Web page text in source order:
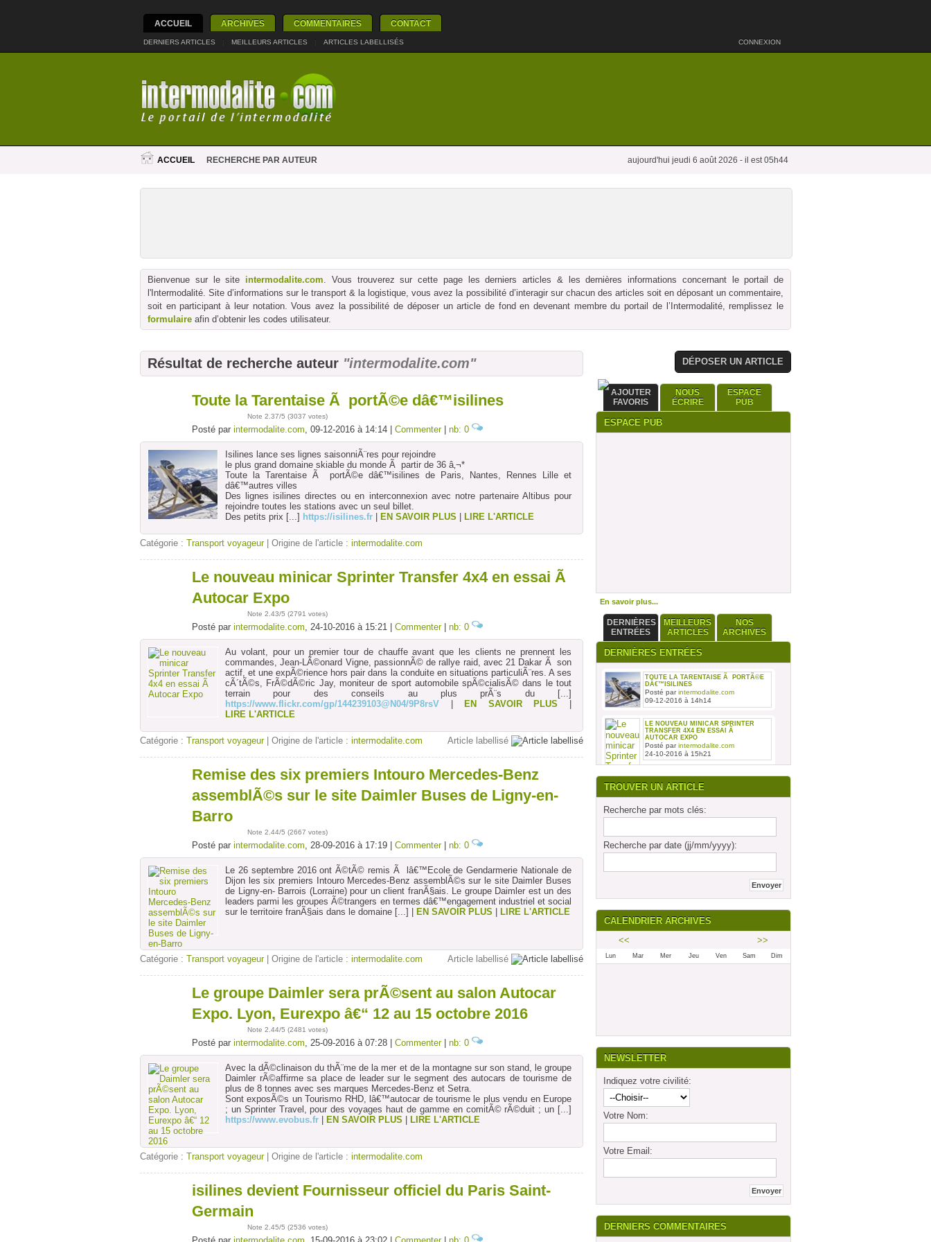
ACCUEIL ARCHIVES COMMENTAIRES CONTACT
DERNIERS ARTICLES | MEILLEURS ARTICLES | ARTICLES LABELLISÉS CONNEXION
ACCUEIL RECHERCHE PAR AUTEUR aujourd'hui jeudi 6 août 2026 - il est 05h44
Bienvenue sur le site intermodalite.com. Vous trouverez sur cette page les derniers articles & les dernières informations concernant le portail de
l'Intermodalité. Site d’informations sur le transport & la logistique, vous avez la possibilité d’interagir sur chacun des articles soit en déposant un commentaire,
soit en participant à leur notation. Vous avez la possibilité de déposer un article de fond en devenant membre du portail de l’Intermodalité, remplissez le
formulaire afin d’obtenir les codes utilisateur.
Résultat de recherche auteur "intermodalite.com"
Toute la Tarentaise Ã portÃ©e dâ€™isilines
Note 2.37/5 (3037 votes)
Posté par intermodalite.com, 09-12-2016 à 14:14 | Commenter| nb: 0
Isilines lance ses lignes saisonniÃ¨res pour rejoindre
le plus grand domaine skiable du monde Ã partir de 36 â‚¬*
Toute la Tarentaise Ã portÃ©e dâ€™isilines de Paris, Nantes, Rennes Lille et
dâ€™autres villes
Des lignes isilines directes ou en interconnexion avec notre partenaire Altibus pour
rejoindre toutes les stations avec un seul billet.
Des petits prix [...] https://isilines.fr EN SAVOIR PLUS LIRE L'ARTICLE
Catégorie : Transport voyageur| Origine de l'article : intermodalite.com
Le nouveau minicar Sprinter Transfer 4x4 en essai Ã
Autocar Expo
Note 2.43/5 (2791 votes)
Posté par intermodalite.com, 24-10-2016 à 15:21 | Commenter| nb: 0
Au volant, pour un premier tour de chauffe avant que les clients ne prennent les
commandes, Jean-LÃ©onard Vigne, passionnÃ© de rallye raid, avec 21 Dakar Ã son
actif, et une expÃ©rience hors pair dans la conduite en situations particuliÃ¨res. A ses
cÃ´tÃ©s, FrÃ©dÃ©ric Jay, moniteur de sport automobile spÃ©cialisÃ© dans le tout
terrain pour des conseils au plus prÃ¨s du[...]
https://www.flickr.com/gp/144239103@N04/9P8rsV
EN SAVOIR PLUS
LIRE L'ARTICLE
Catégorie : Transport voyageur| Origine de l'article : intermodalite.com Article labellisé
Remise des six premiers Intouro Mercedes-Benz
assemblÃ©s sur le site Daimler Buses de Ligny-en-
Barro
Note 2.44/5 (2667 votes)
Posté par intermodalite.com, 28-09-2016 à 17:19 | Commenter| nb: 0
Le 26 septembre 2016 ont Ã©tÃ© remis Ã lâ€™Ecole de Gendarmerie Nationale de
Dijon les six premiers Intouro Mercedes-Benz assemblÃ©s sur le site Daimler Buses
de Ligny-en- Barrois (Lorraine) pour un client franÃ§ais. Le groupe Daimler est un des
leaders parmi les groupes Ã©trangers en termes dâ€™engagement industriel et social
sur le territoire franÃ§ais dans le domaine [...] EN SAVOIR PLUS LIRE L'ARTICLE
Catégorie : Transport voyageur| Origine de l'article : intermodalite.com Article labellisé
Le groupe Daimler sera prÃ©sent au salon Autocar
Expo. Lyon, Eurexpo â€“ 12 au 15 octobre 2016
Note 2.44/5 (2481 votes)
Posté par intermodalite.com, 25-09-2016 à 07:28 | Commenter| nb: 0
Avec la dÃ©clinaison du thÃ¨me de la mer et de la montagne sur son stand, le groupe
Daimler rÃ©affirme sa place de leader sur le segment des autocars de tourisme de
plus de 8 tonnes avec ses marques Mercedes-Benz et Setra.
Sont exposÃ©s un Tourismo RHD, lâ€™autocar de tourisme le plus vendu en Europe
; un Sprinter Travel, pour des voyages haut de gamme en comitÃ© rÃ©duit ; un [...]
https://www.evobus.fr
EN SAVOIR PLUS LIRE L'ARTICLE
Catégorie : Transport voyageur| Origine de l'article : intermodalite.com
isilines devient Fournisseur officiel du Paris Saint-
Germain
Note 2.45/5 (2536 votes)
DÉPOSER UN ARTICLE
AJOUTER
FAVORIS
NOUS
ÉCRIRE
ESPACE
PUB
ESPACE PUB
En savoir plus...
DERNIÈRES
ENTRÉES
MEILLEURS
ARTICLES
NOS
ARCHIVES
DERNIÈRES ENTRÉES
TOUTE LA TARENTAISE Ã PORTÃ©E
DÂ€™ISILINES
Posté parintermodalite.com
09-12-2016 à 14h14
LE NOUVEAU MINICAR SPRINTER
TRANSFER 4X4 EN ESSAI Ã
AUTOCAR EXPO
Posté parintermodalite.com
24-10-2016 à 15h21
MERCEDES-BENZ ASSEMBLÃ©S SUR
LE SITE DAIMLER BUSES DE LIGNY-
EN-BARRO
LE GROUPE DAIMLER SERA
ISILINES DEVIENT FOURNISSEUR
15-09-2016 à 23h02
PAIEMENT EN BITCOIN
02-08-2016 à 20h08
TROUVER UN ARTICLE
Recherche par mots clés:
Recherche par date (jj/mm/yyyy):
CALENDRIER ARCHIVES
<<
>>
Lun Mar Mer Jeu Ven Sam Dim
NEWSLETTER
Indiquez votre civilité:
Votre Nom:
Votre Email:
DERNIERS COMMENTAIRES